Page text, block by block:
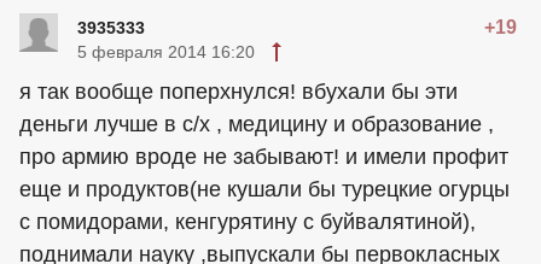
3935333 +19
5 февраля 2014 16:20
я так вообще поперхнулся! вбухали бы эти
деньги лучше в с/х , медицину и образование ,
про армию вроде не забывают! и имели профит
еще и продуктов(не кушали бы турецкие огурцы
с помидорами, кенгурятину с буйвалятиной),
поднимали науку ,выпускали бы первокласных